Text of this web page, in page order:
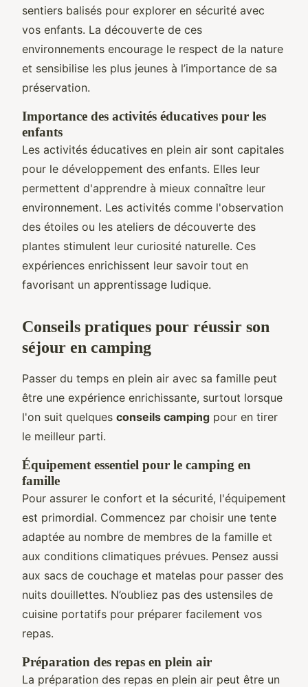
sentiers balisés pour explorer en sécurité avec
vos enfants. La découverte de ces
environnements encourage le respect de la nature
et sensibilise les plus jeunes à l’importance de sa
préservation.
Importance des activités éducatives pour les
enfants
Les activités éducatives en plein air sont capitales
pour le développement des enfants. Elles leur
permettent d'apprendre à mieux connaître leur
environnement. Les activités comme l'observation
des étoiles ou les ateliers de découverte des
plantes stimulent leur curiosité naturelle. Ces
expériences enrichissent leur savoir tout en
favorisant un apprentissage ludique.
Conseils pratiques pour réussir son
séjour en camping
Passer du temps en plein air avec sa famille peut
être une expérience enrichissante, surtout lorsque
l'on suit quelques conseils camping pour en tirer
le meilleur parti.
Équipement essentiel pour le camping en
famille
Pour assurer le confort et la sécurité, l'équipement
est primordial. Commencez par choisir une tente
adaptée au nombre de membres de la famille et
aux conditions climatiques prévues. Pensez aussi
aux sacs de couchage et matelas pour passer des
nuits douillettes. N’oubliez pas des ustensiles de
cuisine portatifs pour préparer facilement vos
repas.
Préparation des repas en plein air
La préparation des repas en plein air peut être un